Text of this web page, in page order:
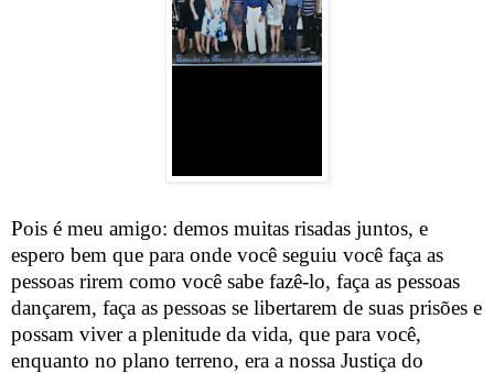
Pois é meu amigo: demos muitas risadas juntos, e
espero bem que para onde você seguiu você faça as
pessoas rirem como você sabe fazê-lo, faça as pessoas
dançarem, faça as pessoas se libertarem de suas prisões e
possam viver a plenitude da vida, que para você,
enquanto no plano terreno, era a nossa Justiça do